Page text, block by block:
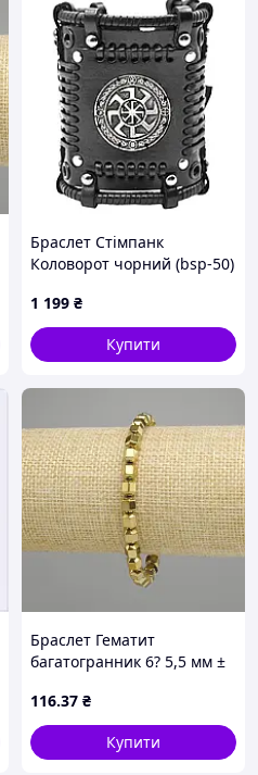
Браслет Стімпанк
Коловорот чорний (bsp-50)
1 199 ₴
Купити
Браслет Гематит
багатогранник 6? 5,5 мм ±
±, стрейч
116.37 ₴
Купити